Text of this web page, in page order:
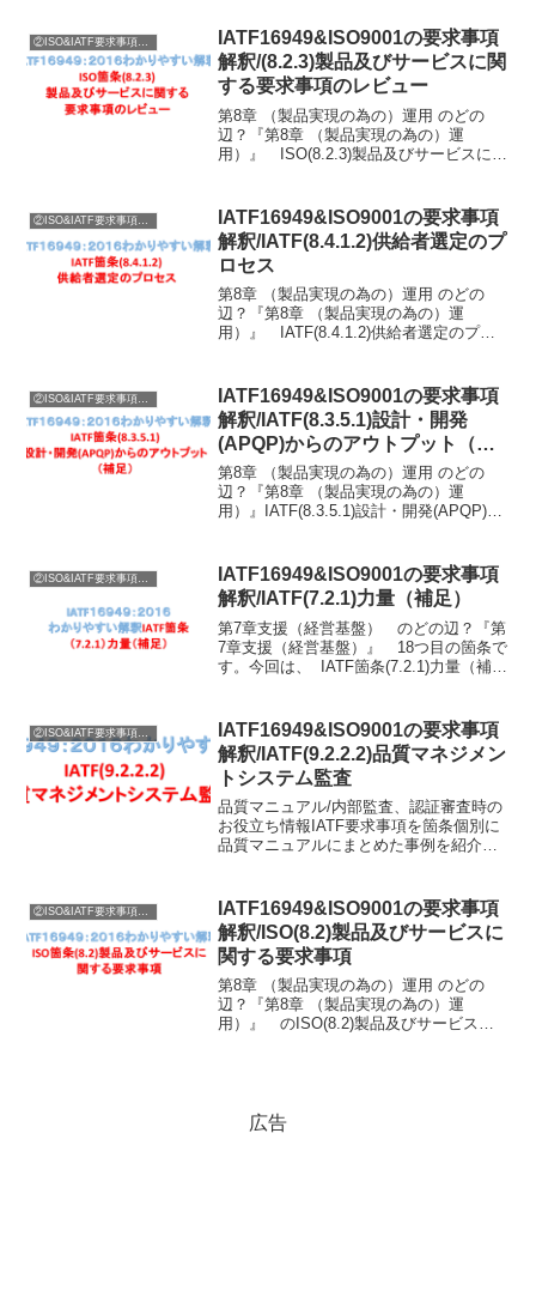
IATF16949&ISO9001の要求事項
解釈/(8.2.3)製品及びサービスに関
する要求事項のレビュー
第8章 （製品実現の為の）運用 のどの
辺？『第8章 （製品実現の為の）運
用）』 ISO(8.2.3)製品及びサービスに関
ビスに関する要求事項のレビューISO8....
IATF16949&ISO9001の要求事項
解釈/IATF(8.4.1.2)供給者選定のプ
ロセス
第8章 （製品実現の為の）運用 のどの
辺？『第8章 （製品実現の為の）運
用）』 IATF(8.4.1.2)供給者選定のプロ
品及びサービスの管理ISO8.4....
②ISO&IATF要求事項内容説明
IATF16949&ISO9001の要求事項
解釈/IATF(8.3.5.1)設計・開発
(APQP)からのアウトプット（補
足）
第8章 （製品実現の為の）運用 のどの
辺？『第8章 （製品実現の為の）運
用）』IATF(8.3.5.1)設計・開発(APQP)か
ービスの設計・開発ISO 8...
IATF16949&ISO9001の要求事項
解釈/IATF(7.2.1)力量（補足）
第7章支援（経営基盤） のどの辺？『第
7章支援（経営基盤）』 18つ目の箇条で
す。今回は、 IATF箇条(7.2.1)力量（補
確保）ISO7.1.2人...
IATF16949&ISO9001の要求事項
解釈/IATF(9.2.2.2)品質マネジメン
トシステム監査
品質マニュアル/内部監査、認証審査時の
お役立ち情報IATF要求事項を箇条個別に
品質マニュアルにまとめた事例を紹介！
に、お役立つ記事を書いています♪
②ISO&IATF要求事項内容説明
IATF16949&ISO9001の要求事項
解釈/ISO(8.2)製品及びサービスに
関する要求事項
第8章 （製品実現の為の）運用 のどの
辺？『第8章 （製品実現の為の）運
用）』 のISO(8.2)製品及びサービスに
広告